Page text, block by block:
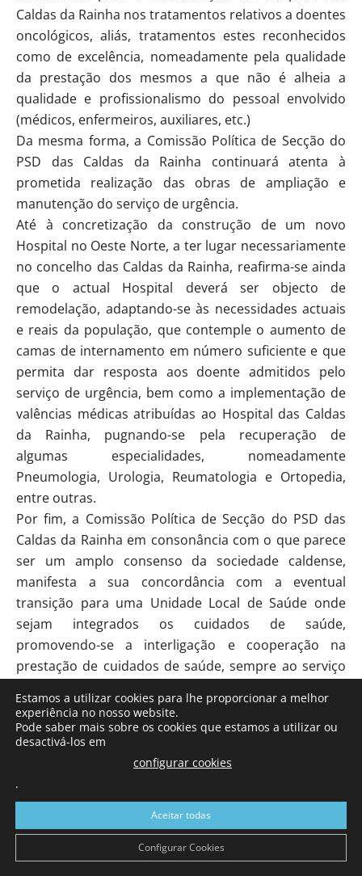
Caldas da Rainha nos tratamentos relativos a doentes
oncológicos, aliás, tratamentos estes reconhecidos
como de excelência, nomeadamente pela qualidade
da prestação dos mesmos a que não é alheia a
qualidade e profissionalismo do pessoal envolvido
(médicos, enfermeiros, auxiliares, etc.)
Da mesma forma, a Comissão Política de Secção do
PSD das Caldas da Rainha continuará atenta à
prometida realização das obras de ampliação e
manutenção do serviço de urgência.
Até à concretização da construção de um novo
Hospital no Oeste Norte, a ter lugar necessariamente
no concelho das Caldas da Rainha, reafirma-se ainda
que o actual Hospital deverá ser objecto de
remodelação, adaptando-se às necessidades actuais
e reais da população, que contemple o aumento de
camas de internamento em número suficiente e que
permita dar resposta aos doente admitidos pelo
serviço de urgência, bem como a implementação de
valências médicas atribuídas ao Hospital das Caldas
da Rainha, pugnando-se pela recuperação de
algumas especialidades, nomeadamente
Pneumologia, Urologia, Reumatologia e Ortopedia,
entre outras.
Por fim, a Comissão Política de Secção do PSD das
Caldas da Rainha em consonância com o que parece
ser um amplo consenso da sociedade caldense,
manifesta a sua concordância com a eventual
transição para uma Unidade Local de Saúde onde
sejam integrados os cuidados de saúde,
promovendo-se a interligação e cooperação na
prestação de cuidados de saúde, sempre ao serviço
Apelamos assim à unidade de todos os caldenses em
torno do seu hospital!
A Comissão Política de Secção do PSD das Caldas
da Rainha,
Liga dos Combatentes
Estamos a utilizar cookies para lhe proporcionar a melhor
experiência no nosso website.
Pode saber mais sobre os cookies que estamos a utilizar ou
desactivá-los em
configurar cookies
.
Aceitar todas
Configurar Cookies